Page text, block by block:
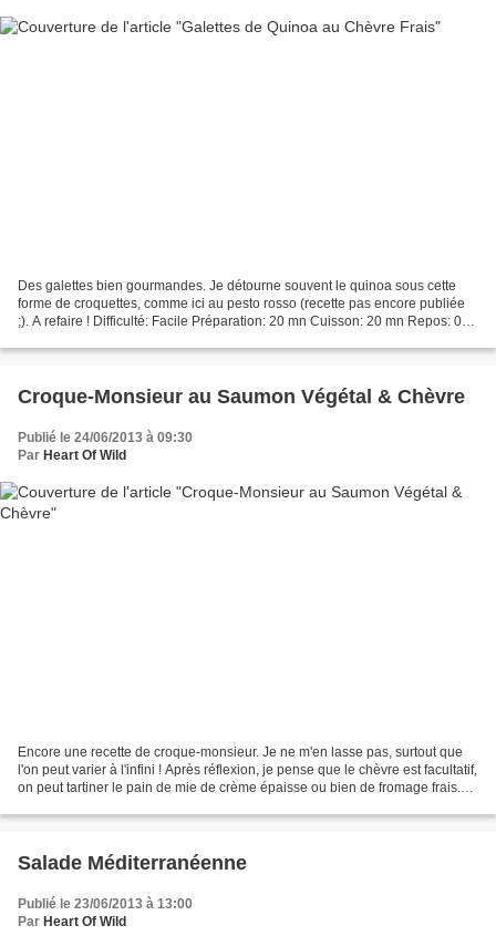
Des galettes bien gourmandes. Je détourne souvent le quinoa sous cette
forme de croquettes, comme ici au pesto rosso (recette pas encore publiée
;). A refaire ! Difficulté: Facile Préparation: 20 mn Cuisson: 20 mn Repos: 0
Croque-Monsieur au Saumon Végétal & Chèvre
Publié le 24/06/2013 à 09:30
Par Heart Of Wild
Encore une recette de croque-monsieur. Je ne m'en lasse pas, surtout que
l'on peut varier à l'infini ! Après réflexion, je pense que le chèvre est facultatif,
on peut tartiner le pain de mie de crème épaisse ou bien de fromage frais.
Salade Méditerranéenne
Publié le 23/06/2013 à 13:00
Par Heart Of Wild